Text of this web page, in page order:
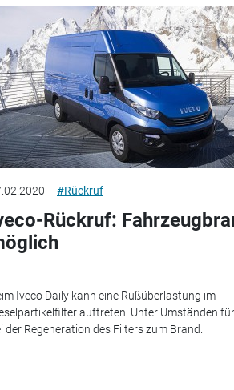
#Rückruf
Rückruf:
Iveco Daily kann eine Rußüberlastung im
auftreten. Unter Umständen
der Regeneration des Filters zum Brand.